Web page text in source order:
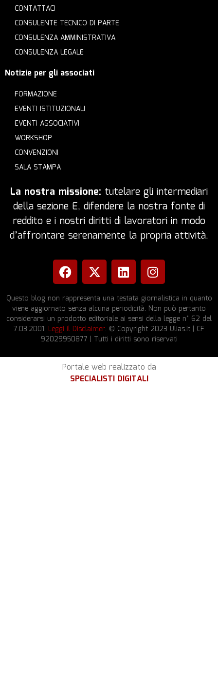
CONTATTACI
CONSULENTE TECNICO DI PARTE
CONSULENZA AMMINISTRATIVA
CONSULENZA LEGALE
Notizie per gli associati
FORMAZIONE
EVENTI ISTITUZIONALI
EVENTI ASSOCIATIVI
WORKSHOP
CONVENZIONI
SALA STAMPA
La nostra missione: tutelare gli intermediari
della sezione E, difendere la nostra fonte di
reddito e i nostri diritti di lavoratori in modo
d’affrontare serenamente la propria attività.
Questo blog non rappresenta una testata giornalistica in quanto
viene aggiornato senza alcuna periodicità. Non può pertanto
considerarsi un prodotto editoriale ai sensi della legge n° 62 del
7.03.2001. Leggi il Disclaimer. © Copyright 2023 Ulias.it | CF
92029950877 | Tutti i diritti sono riservati
Portale web realizzato da
SPECIALISTI DIGITALI